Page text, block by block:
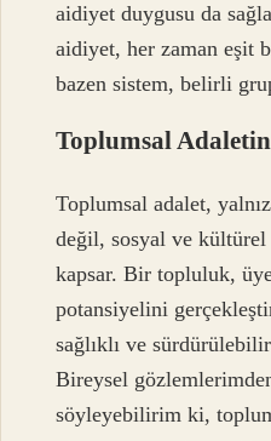
aidiyet duygusu da
aidiyet, her zaman eşit
bazen sistem, belirli
Toplumsal
Toplumsal adalet,
değil, sosyal ve
kapsar. Bir topluluk,
potansiyelini
sağlıklı ve
Bireysel
söyleyebilirim ki,